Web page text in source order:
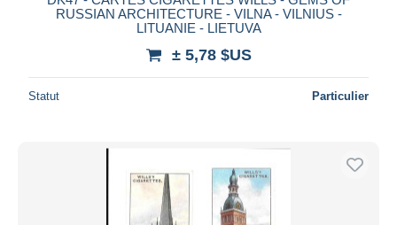
RUSSIAN ARCHITECTURE - VILNA - VILNIUS -
LITUANIE - LIETUVA
± 5,78 $US
Statut Particulier